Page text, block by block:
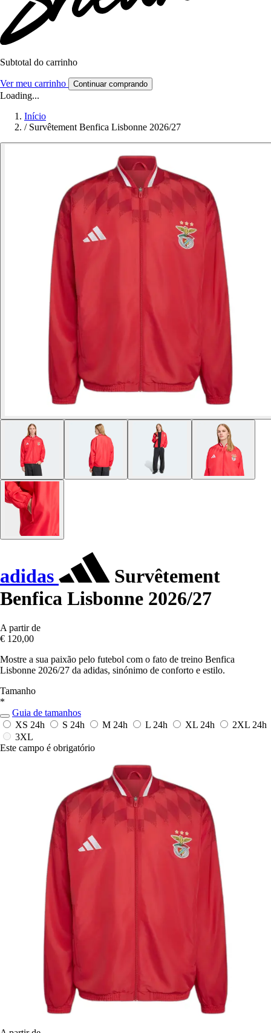
Subtotal do carrinho
Ver meu carrinho Continuar comprando
Loading...
Início
/ Survêtement Benfica Lisbonne 2026/27
adidas
Survêtement
Benfica Lisbonne 2026/27
A partir de
€ 120,00
Mostre a sua paixão pelo futebol com o fato de treino Benfica
Lisbonne 2026/27 da adidas, sinónimo de conforto e estilo.
Tamanho
*
Guia de tamanhos
XS 24h S 24h M 24h L 24h XL 24h 2XL 24h
3XL
Este campo é obrigatório